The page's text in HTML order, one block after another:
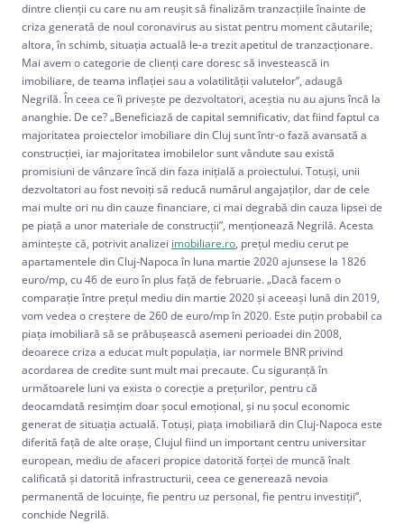
dintre clienţii cu care nu am reuşit să finalizăm tranzacţiile înainte de
criza generată de noul coronavirus au sistat pentru moment căutarile;
altora, în schimb, situaţia actuală le-a trezit apetitul de tranzacţionare.
Mai avem o categorie de clienţi care doresc să investească in
imobiliare, de teama inflaţiei sau a volatilităţii valutelor”, adaugă
Negrilă. În ceea ce îi priveşte pe dezvoltatori, aceştia nu au ajuns încă la
ananghie. De ce? „Beneficiază de capital semnificativ, dat fiind faptul ca
majoritatea proiectelor imobiliare din Cluj sunt într-o fază avansată a
construcţiei, iar majoritatea imobilelor sunt vândute sau există
promisiuni de vânzare încă din faza iniţială a proiectului. Totuşi, unii
dezvoltatori au fost nevoiţi să reducă numărul angajaţilor, dar de cele
mai multe ori nu din cauze financiare, ci mai degrabă din cauza lipsei de
pe piaţă a unor materiale de construcţii”, menţionează Negrilă. Acesta
aminteşte că, potrivit analizei imobiliare.ro, preţul mediu cerut pe
apartamentele din Cluj-Napoca în luna martie 2020 ajunsese la 1826
euro/mp, cu 46 de euro în plus faţă de februarie. „Dacă facem o
comparaţie între preţul mediu din martie 2020 şi aceeaşi lună din 2019,
vom vedea o creştere de 260 de euro/mp în 2020. Este puţin probabil ca
piaţa imobiliară să se prăbuşească asemeni perioadei din 2008,
deoarece criza a educat mult populaţia, iar normele BNR privind
acordarea de credite sunt mult mai precaute. Cu siguranţă în
următoarele luni va exista o corecţie a preţurilor, pentru că
deocamdată resimţim doar şocul emoţional, şi nu şocul economic
generat de situaţia actuală. Totuşi, piaţa imobiliară din Cluj-Napoca este
diferită faţă de alte oraşe, Clujul fiind un important centru universitar
european, mediu de afaceri propice datorită forţei de muncă înalt
calificată şi datorită infrastructurii, ceea ce generează nevoia
permanentă de locuinţe, fie pentru uz personal, fie pentru investiţii”,
conchide Negrilă.